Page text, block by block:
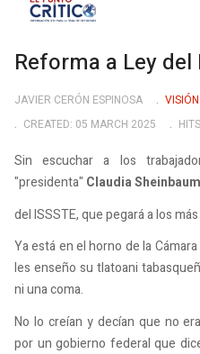
Reforma a Ley del
JAVIER CERÓN ESPINOSA
CREATED: 05 MARCH 2025
Sin escuchar a los
"presidenta" Claudia Sheinbaum
del ISSSTE, que pegará a los
Ya está en el horno de la
les enseño su tlatoani
ni una coma.
No lo creían y decían que no
por un gobierno federal que